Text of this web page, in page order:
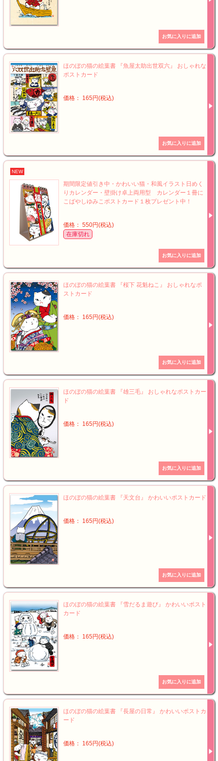
ほのぼの猫の絵葉書 『魚屋太助出世双六』 おしゃれな
ポストカード
価格： 165円(税込)
NEW
期間限定値引き中・かわいい猫・和風イラスト日めく
りカレンダー・壁掛け卓上両用型 カレンダー１冊に
こばやしゆみこポストカード１枚プレゼント中！
価格： 550円(税込)
在庫切れ
ほのぼの猫の絵葉書 『桜下 花魁ねこ』 おしゃれなポ
ストカード
価格： 165円(税込)
ほのぼの猫の絵葉書 『雄三毛』 おしゃれなポストカー
ド
価格： 165円(税込)
ほのぼの猫の絵葉書 『天文台』 かわいいポストカード
価格： 165円(税込)
ほのぼの猫の絵葉書 『雪だるま遊び』 かわいいポスト
カード
価格： 165円(税込)
ほのぼの猫の絵葉書 『長屋の日常』 かわいいポストカ
ード
価格： 165円(税込)